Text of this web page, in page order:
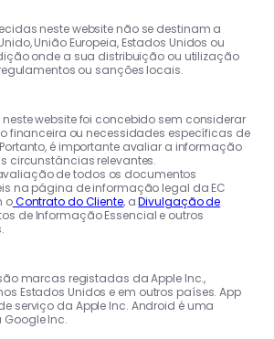
neste website não se destinam a
União Europeia, Estados Unidos ou
onde a sua distribuição ou utilização
ou sanções locais.
website foi concebido sem considerar
financeira ou necessidades específicas de
é importante avaliar a informação
circunstâncias relevantes.
de todos os documentos
na página de informação legal da EC
oContrato do Cliente, aDivulgação de
de Informação Essencial e outros
marcas registadas da Apple Inc.,
Estados Unidos e em outros países. App
serviço da Apple Inc. Android é uma
Inc.